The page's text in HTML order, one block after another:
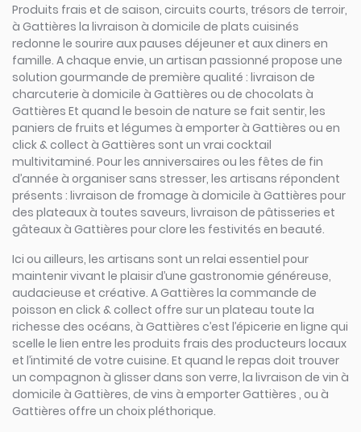
Produits frais et de saison, circuits courts, trésors de terroir,
à Gattières la livraison à domicile de plats cuisinés
redonne le sourire aux pauses déjeuner et aux diners en
famille. A chaque envie, un artisan passionné propose une
solution gourmande de première qualité : livraison de
charcuterie à domicile à Gattières ou de chocolats à
Gattières Et quand le besoin de nature se fait sentir, les
paniers de fruits et légumes à emporter à Gattières ou en
click & collect à Gattières sont un vrai cocktail
multivitaminé. Pour les anniversaires ou les fêtes de fin
d’année à organiser sans stresser, les artisans répondent
présents : livraison de fromage à domicile à Gattières pour
des plateaux à toutes saveurs, livraison de pâtisseries et
gâteaux à Gattières pour clore les festivités en beauté.
Ici ou ailleurs, les artisans sont un relai essentiel pour
maintenir vivant le plaisir d’une gastronomie généreuse,
audacieuse et créative. A Gattières la commande de
poisson en click & collect offre sur un plateau toute la
richesse des océans, à Gattières c’est l’épicerie en ligne qui
scelle le lien entre les produits frais des producteurs locaux
et l’intimité de votre cuisine. Et quand le repas doit trouver
un compagnon à glisser dans son verre, la livraison de vin à
domicile à Gattières, de vins à emporter Gattières , ou à
Gattières offre un choix pléthorique.